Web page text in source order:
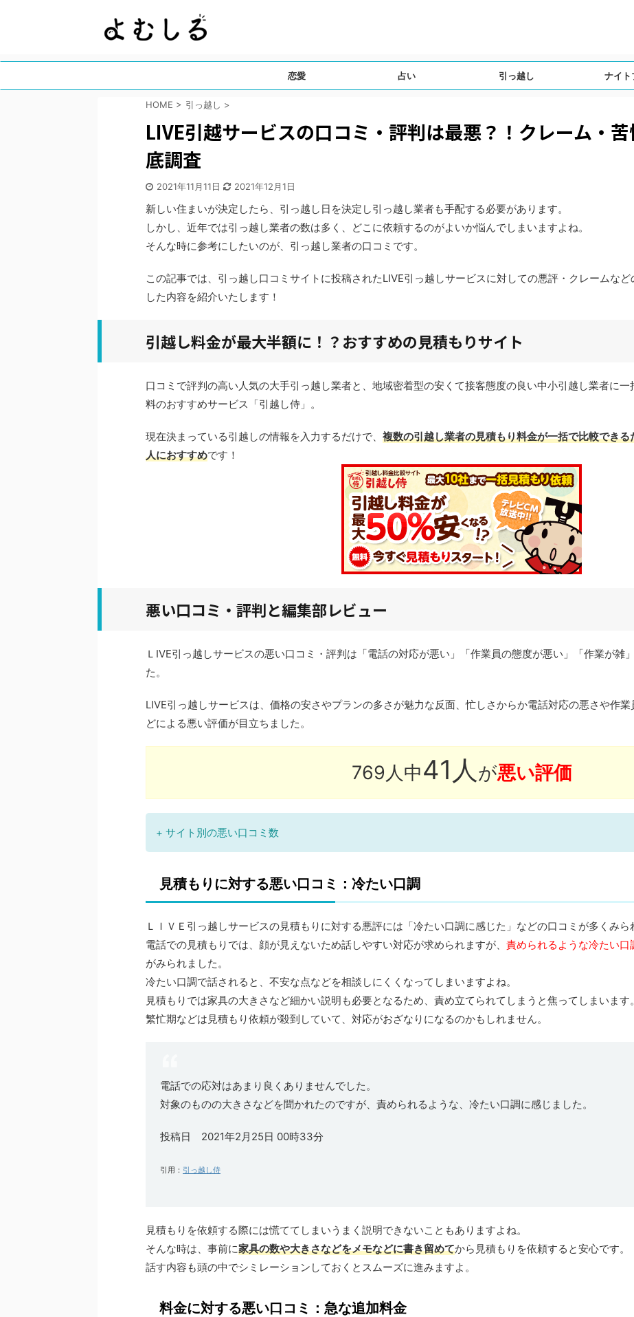
恋愛 占い 引っ越し ナイト
HOME > 引っ越し >
LIVE引越サービスの口コミ・評判は最悪？！クレーム・
底調査
2021年11月11日 2021年12月1日
新しい住まいが決定したら、引っ越し日を決定し引っ越し業者も手配する必要があります。
しかし、近年では引っ越し業者の数は多く、どこに依頼するのがよいか悩んでしまいますよね。
そんな時に参考にしたいのが、引っ越し業者の口コミです。
この記事では、引っ越し口コミサイトに投稿されたLIVE引っ越しサービスに対しての悪評・クレームな
した内容を紹介いたします！
引越し料金が最大半額に！？おすすめの見積もりサイト
口コミで評判の高い人気の大手引っ越し業者と、地域密着型の安くて接客態度の良い中小引越し業者に
料のおすすめサービス「引越し侍」。
現在決まっている引越しの情報を入力するだけで、 複数の引越し業者の見積もり料金が一括で比較でき
人におすすめです！
悪い口コミ・評判と編集部レビュー
ＬIVE引っ越しサービスの悪い口コミ・評判は「電話の対応が悪い」「作業員の態度が悪い」「作業が雑
た。
LIVE引っ越しサービスは、価格の安さやプランの多さが魅力な反面、忙しさからか電話対応の悪さや作
どによる悪い評価が目立ちました。
769人中41人 が悪い評価
+ サイト別の悪い口コミ数
見積もりに対する悪い口コミ：冷たい口調
ＬＩＶＥ引っ越しサービスの見積もりに対する悪評には「冷たい口調に感じた」などの口コミが多くみら
電話での見積もりでは、顔が見えないため話しやすい対応が求められますが、 責められるような冷たい口
がみられました。
冷たい口調で話されると、不安な点などを相談しにくくなってしまいますよね。
見積もりでは家具の大きさなど細かい説明も必要となるため、責め立てられてしまうと焦ってしまいます。
繁忙期などは見積もり依頼が殺到していて、対応がおざなりになるのかもしれません。
電話での応対はあまり良くありませんでした。
対象のものの大きさなどを聞かれたのですが、責められるような、冷たい口調に感じました。
投稿日 2021年2月25日 00時33分
引用 ： 引っ越し侍
見積もりを依頼する際には慌ててしまいうまく説明できないこともありますよね。
そんな時は、事前に家具の数や大きさなどをメモなどに書き留めてから見積もりを依頼すると安心です。
話す内容も頭の中でシミレーションしておくとスムーズに進みますよ。
料金に対する悪い口コミ：急な追加料金